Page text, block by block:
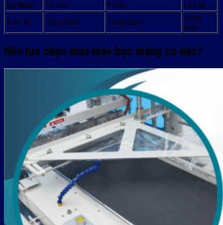
Giá thành
10 triệu 9 triệu
Liên hệ
Xuất xứ
Trung Quốc Trung Quốc
Trung
Quốc
Nên lựa chọn mua máy bọc màng co nào?